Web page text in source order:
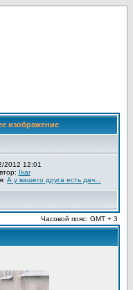
изображение
2012 12:01
Ikar
А у вашего друга есть дач...
Часовой пояс: GMT + 3